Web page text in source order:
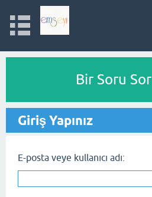
Bir Soru Sor
Giriş Yapınız
E-posta veye kullanıcı adı: